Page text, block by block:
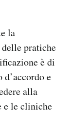
la
pratiche
è di
e
alla
e le cliniche